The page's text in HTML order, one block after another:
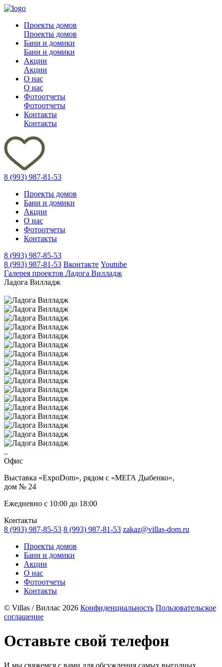
Проекты домов
Проекты домов
Бани и домики
Бани и домики
Акции
Акции
О нас
О нас
Фотоотчеты
Фотоотчеты
Контакты
Контакты
8 (993) 987-81-53
Проекты домов
Бани и домики
Акции
О нас
Фотоотчеты
Контакты
8 (993) 987-85-53
8 (993) 987-81-53 Вконтакте Youtube
Галерея проектов Ладога Вилладж
Ладога Вилладж
..
Офис
Выставка «ExpoDom», рядом с «МЕГА Дыбенко»,
дом № 24
Ежедневно с 10:00 до 18:00
Контакты
8 (993) 987-85-53 8 (993) 987-81-53 zakaz@villas-dom.ru
Проекты домов
Бани и домики
Акции
О нас
Фотоотчеты
Контакты
© Villas / Виллас 2026 Конфиденциальность Пользовательское
соглашение
Оставьте свой телефон
И мы свяжемся с вами для обсуждения самых выгодных